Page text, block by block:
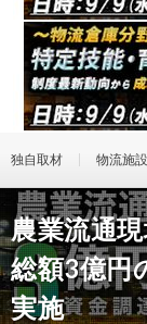
独自取材 物流施
農業流通
総額3億円
実施